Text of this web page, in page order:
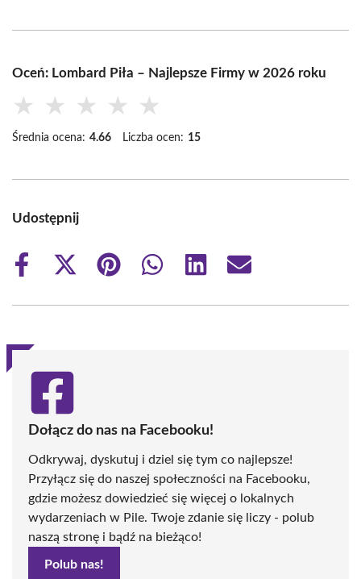
Oceń: Lombard Piła – Najlepsze Firmy w 2026 roku
★ ★ ★ ★ ★
Średnia ocena: 4.66 Liczba ocen: 15
Udostępnij
Share
Share
(Twitter)
Share
Share
Share
Share
Dołącz do nas na Facebooku!
Odkrywaj, dyskutuj i dziel się tym co najlepsze!
Przyłącz się do naszej społeczności na Facebooku,
gdzie możesz dowiedzieć się więcej o lokalnych
wydarzeniach w Pile. Twoje zdanie się liczy - polub
naszą stronę i bądź na bieżąco!
Polub nas!